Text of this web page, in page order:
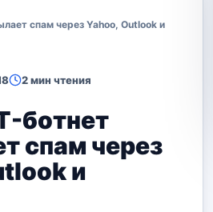
спам через Yahoo, Outlook и
2 мин чтения
ботнет
спам через
и